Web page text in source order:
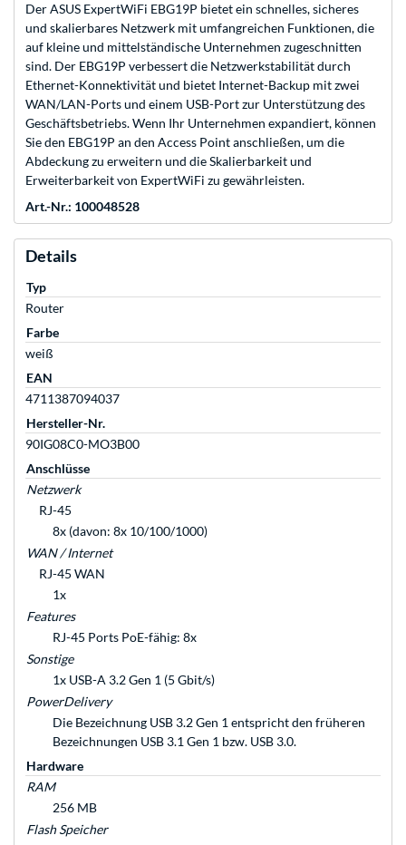
Der ASUS ExpertWiFi EBG19P bietet ein schnelles, sicheres
und skalierbares Netzwerk mit umfangreichen Funktionen, die
auf kleine und mittelständische Unternehmen zugeschnitten
sind. Der EBG19P verbessert die Netzwerkstabilität durch
Ethernet-Konnektivität und bietet Internet-Backup mit zwei
WAN/LAN-Ports und einem USB-Port zur Unterstützung des
Geschäftsbetriebs. Wenn Ihr Unternehmen expandiert, können
Sie den EBG19P an den Access Point anschließen, um die
Abdeckung zu erweitern und die Skalierbarkeit und
Erweiterbarkeit von ExpertWiFi zu gewährleisten.
Art.-Nr.: 100048528
Details
Typ
Router
Farbe
weiß
EAN
4711387094037
Hersteller-Nr.
90IG08C0-MO3B00
Anschlüsse
Netzwerk
RJ-45
8x (davon: 8x 10/100/1000)
WAN / Internet
RJ-45 WAN
1x
Features
RJ-45 Ports PoE-fähig: 8x
Sonstige
1x USB-A 3.2 Gen 1 (5 Gbit/s)
PowerDelivery
Die Bezeichnung USB 3.2 Gen 1 entspricht den früheren
Bezeichnungen USB 3.1 Gen 1 bzw. USB 3.0.
Hardware
RAM
256 MB
Flash Speicher